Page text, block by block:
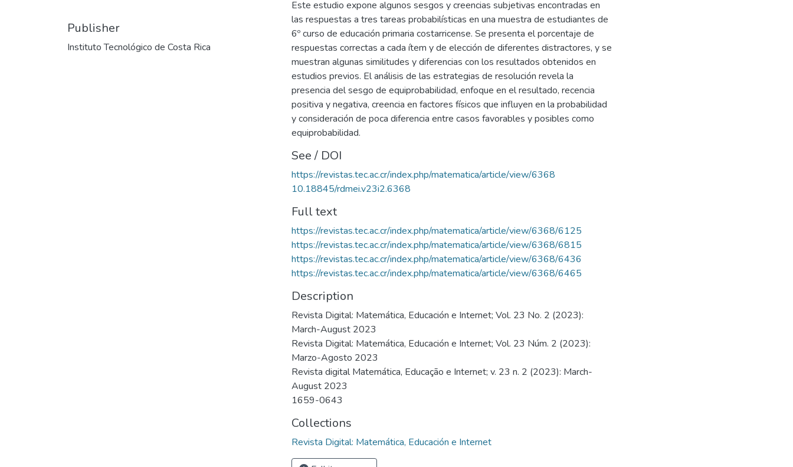
Publisher
Instituto Tecnológico de Costa Rica
Este estudio expone algunos sesgos y creencias subjetivas encontradas en
las respuestas a tres tareas probabilísticas en una muestra de estudiantes de
6º curso de educación primaria costarricense. Se presenta el porcentaje de
respuestas correctas a cada ítem y de elección de diferentes distractores, y se
muestran algunas similitudes y diferencias con los resultados obtenidos en
estudios previos. El análisis de las estrategias de resolución revela la
presencia del sesgo de equiprobabilidad, enfoque en el resultado, recencia
positiva y negativa, creencia en factores físicos que influyen en la probabilidad
y consideración de poca diferencia entre casos favorables y posibles como
equiprobabilidad.
See / DOI
https://revistas.tec.ac.cr/index.php/matematica/article/view/6368
10.18845/rdmei.v23i2.6368
Full text
https://revistas.tec.ac.cr/index.php/matematica/article/view/6368/6125
https://revistas.tec.ac.cr/index.php/matematica/article/view/6368/6815
https://revistas.tec.ac.cr/index.php/matematica/article/view/6368/6436
https://revistas.tec.ac.cr/index.php/matematica/article/view/6368/6465
Description
Revista Digital: Matemática, Educación e Internet; Vol. 23 No. 2 (2023):
March-August 2023
Revista Digital: Matemática, Educación e Internet; Vol. 23 Núm. 2 (2023):
Marzo-Agosto 2023
Revista digital Matemática, Educação e Internet; v. 23 n. 2 (2023): March-
August 2023
1659-0643
Collections
Revista Digital: Matemática, Educación e Internet